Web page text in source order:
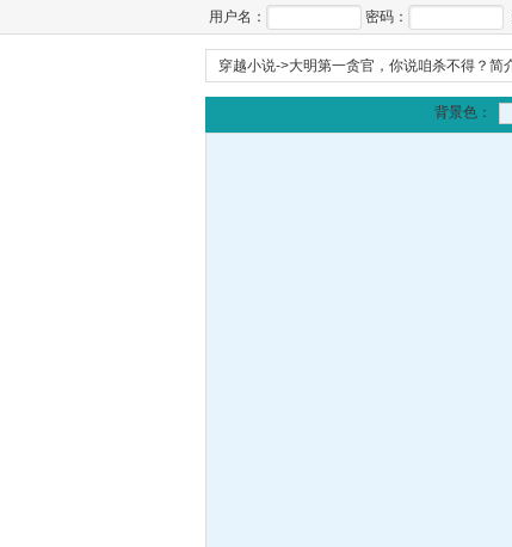
用户名： 密码：
穿越小说->大明第一贪官，你说咱杀不得？简
背景色：